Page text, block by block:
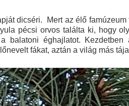
dicséri. Mert az élő famúzeum
pécsi orvos találta ki, hogy
balatoni éghajlatot. Kezdetben
fákat, aztán a világ más